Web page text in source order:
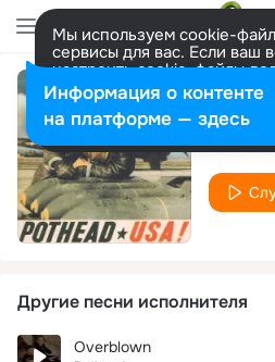
Мы используем cookie-
сервисы для вас. Если ваш
настроить cookie-файлы
представитель. Больше
Разрешить все
Pothead
Другие песни исполнителя
Overblown
Информация о контенте
на платформе — здесь